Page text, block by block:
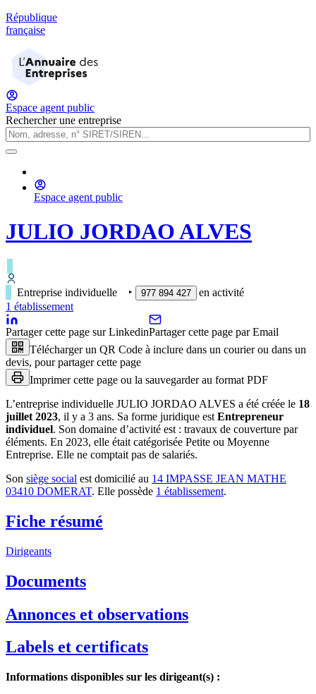
République
française
Espace agent public
Rechercher une entreprise
Espace agent public
JULIO JORDAO ALVES
Entreprise individuelle ‣ 977 894 427
en activité
1 établissement
Partager cette page sur LinkedinPartager cette page par Email
Télécharger un QR Code à inclure dans un courier ou dans un
devis, pour partager cette page
Imprimer cette page ou la sauvegarder au format PDF
L’entreprise individuelle JULIO JORDAO ALVES a été créée le 18
juillet 2023, il y a 3 ans. Sa forme juridique est Entrepreneur
individuel. Son domaine d’activité est : travaux de couverture par
éléments. En 2023, elle était catégorisée Petite ou Moyenne
Entreprise. Elle ne comptait pas de salariés.
Son siège social est domicilié au 14 IMPASSE JEAN MATHE
03410 DOMERAT. Elle possède 1 établissement.
Fiche résumé
Dirigeants
Documents
Annonces et observations
Labels et certificats
Informations disponibles sur les dirigeant(s) :